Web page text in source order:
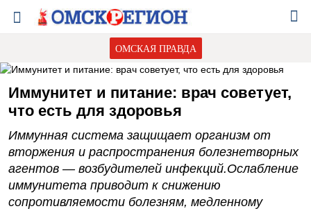
ОМСКАЯ ПРАВДА
Иммунитет и питание: врач советует,
что есть для здоровья
Иммунная система защищает организм от
вторжения и распространения болезнетворных
агентов — возбудителей инфекций.Ослабление
иммунитета приводит к снижению
сопротивляемости болезням, медленному